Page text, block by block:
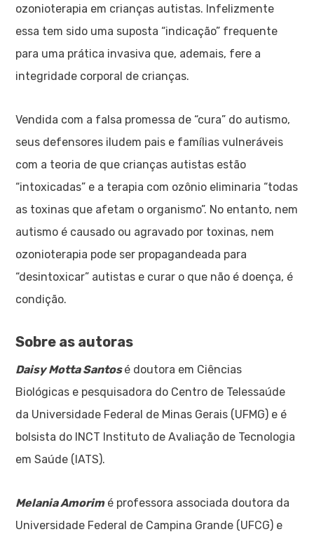
ozonioterapia em crianças autistas. Infelizmente
essa tem sido uma suposta “indicação” frequente
para uma prática invasiva que, ademais, fere a
integridade corporal de crianças.
Vendida com a falsa promessa de “cura” do autismo,
seus defensores iludem pais e famílias vulneráveis
com a teoria de que crianças autistas estão
“intoxicadas” e a terapia com ozônio eliminaria “todas
as toxinas que afetam o organismo”. No entanto, nem
autismo é causado ou agravado por toxinas, nem
ozonioterapia pode ser propagandeada para
“desintoxicar” autistas e curar o que não é doença, é
condição.
Sobre as autoras
Daisy Motta Santosé doutora em Ciências
Biológicas e pesquisadora do Centro de Telessaúde
da Universidade Federal de Minas Gerais (UFMG) e é
bolsista do INCT Instituto de Avaliação de Tecnologia
em Saúde (IATS).
Melania Amorimé professora associada doutora da
Universidade Federal de Campina Grande (UFCG) e